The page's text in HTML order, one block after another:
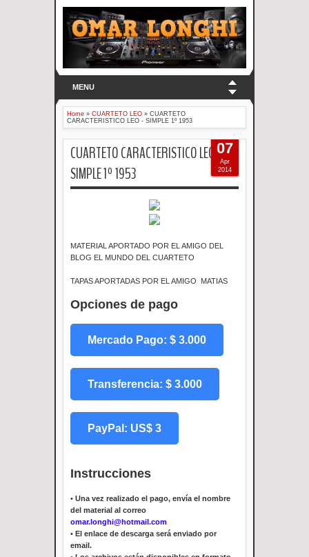
MENU
Home » CUARTETO LEO » CUARTETO
CARACTERISTICO LEO - SIMPLE 1º 1953
CUARTETO CARACTERISTICO LEO -
SIMPLE 1º 1953
MATERIAL APORTADO POR EL AMIGO DEL
BLOG EL MUNDO DEL CUARTETO
TAPAS APORTADAS POR EL AMIGO MATIAS
Opciones de pago
Mercado Pago: $ 3.000
Transferencia: $ 3.000
PayPal: US$ 3
Instrucciones
• Una vez realizado el pago, envía el nombre
del material al correo
omar.longhi@hotmail.com
• El enlace de descarga será enviado por
email.
07
Apr
2014